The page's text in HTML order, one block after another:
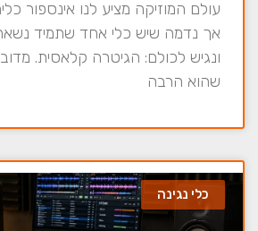
עולם המוזיקה מציע לנו אינספור
אך נדמה שיש כלי אחד שתמיד נשאר
ונגיש לכולם: הגיטרה קלאסית.
שהוא הרבה
כלי נגינה